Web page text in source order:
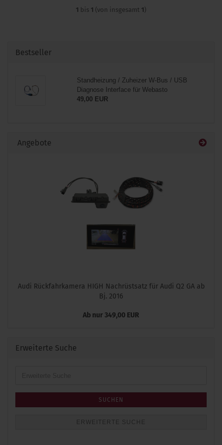
1 bis 1 (von insgesamt 1)
Bestseller
Standheizung / Zuheizer W-Bus / USB
Diagnose Interface für Webasto
49,00 EUR
Angebote
Audi Rückfahrkamera HIGH Nachrüstsatz für Audi Q2 GA ab
Bj. 2016
Ab nur 349,00 EUR
Erweiterte Suche
SUCHEN
ERWEITERTE SUCHE